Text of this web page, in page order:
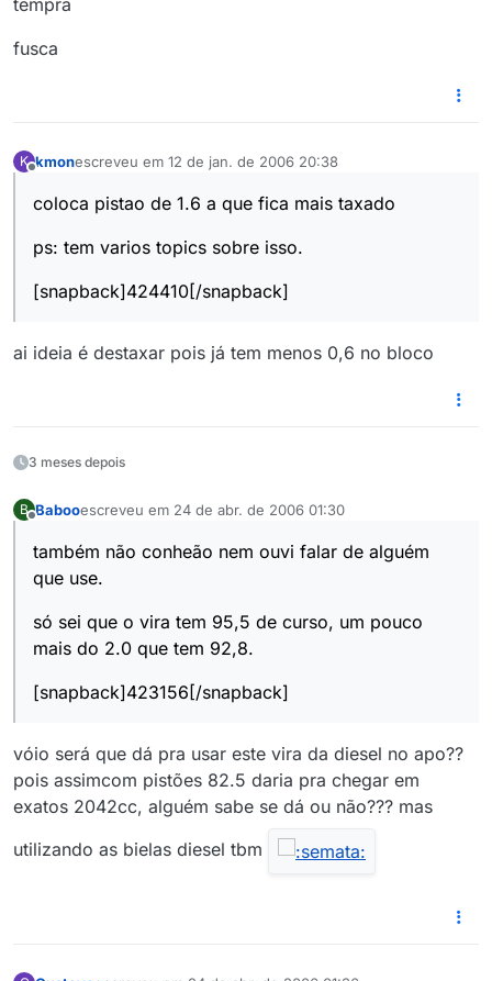
tempra
fusca
K kmonescreveu em 12 de jan. de 2006 20:38
última edição por
coloca pistao de 1.6 a que fica mais taxado
ps: tem varios topics sobre isso.
[snapback]424410[/snapback]
ai ideia é destaxar pois já tem menos 0,6 no bloco
3 meses depois
B Babooescreveu em 24 de abr. de 2006 01:30
última edição por
também não conheão nem ouvi falar de alguém
que use.
só sei que o vira tem 95,5 de curso, um pouco
mais do 2.0 que tem 92,8.
[snapback]423156[/snapback]
vóio será que dá pra usar este vira da diesel no apo??
pois assimcom pistões 82.5 daria pra chegar em
exatos 2042cc, alguém sabe se dá ou não??? mas
utilizando as bielas diesel tbm